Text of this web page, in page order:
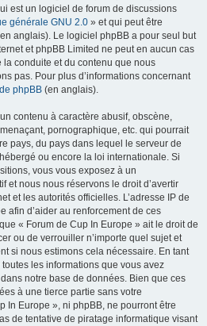
est un logiciel de forum de discussions
générale GNU 2.0 » et qui peut être
anglais). Le logiciel phpBB a pour seul but
et phpBB Limited ne peut en aucun cas
conduite et du contenu que nous
pas. Pour plus d’informations concernant
phpBB (en anglais).
contenu à caractère abusif, obscène,
pornographique, etc. qui pourrait
pays, du pays dans lequel le serveur de
ou encore la loi internationale. Si
vous vous exposez à un
et nous nous réservons le droit d’avertir
et les autorités officielles. L’adresse IP de
afin d’aider au renforcement de ces
« Forum de Cup In Europe » ait le droit de
ou de verrouiller n’importe quel sujet et
si nous estimons cela nécessaire. En tant
les informations que vous avez
notre base de données. Bien que ces
à une tierce partie sans votre
In Europe », ni phpBB, ne pourront être
de tentative de piratage informatique visant